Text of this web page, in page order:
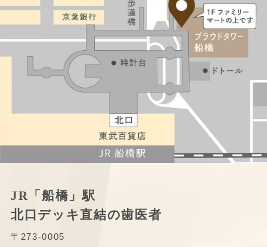
JR「船橋」駅
北口デッキ直結の歯医者
〒273-0005